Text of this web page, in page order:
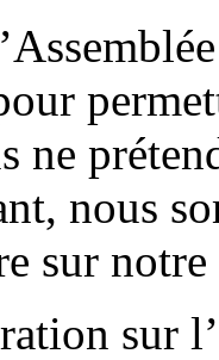
ne
nous
sur
sur